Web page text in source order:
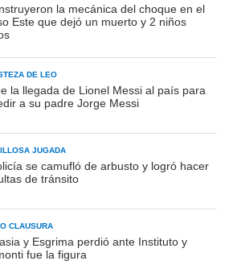
la mecánica del choque en el
Este que dejó un muerto y 2 niños
DE LEO
la llegada de Lionel Messi al país para
a su padre Jorge Messi
JUGADA
se camufló de arbusto y logró hacer
de tránsito
CLAUSURA
y Esgrima perdió ante Instituto y
fue la figura